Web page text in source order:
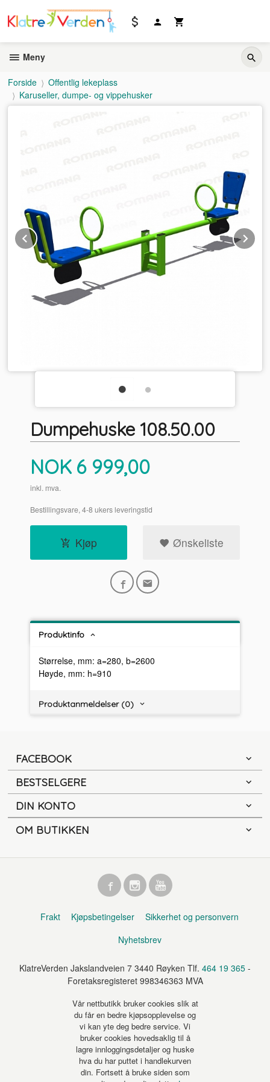
innholdet
Meny
Forside
Offentlig lekeplass
Karuseller, dumpe- og vippehusker
Prev
Dumpehuske 108.50.00
Pris
NOK 6 999,00
inkl. mva.
Bestillingsvare, 4-8 ukers leveringstid
Kjøp Ønskeliste
Produktinfo
Størrelse, mm: a=280, b=2600
Høyde, mm: h=910
Produktanmeldelser (0)
FACEBOOK
BESTSELGERE
DIN KONTO
OM BUTIKKEN
Frakt Kjøpsbetingelser
Sikkerhet og personvern
Nyhetsbrev
KlatreVerden Jakslandveien 7 3440 Røyken Tlf. 464 19 365 -
Foretaksregisteret 998346363 MVA
Vår nettbutikk bruker cookies slik at
du får en bedre kjøpsopplevelse og
vi kan yte deg bedre service. Vi
bruker cookies hovedsaklig til å
lagre innloggingsdetaljer og huske
hva du har puttet i handlekurven
din. Fortsett å bruke siden som